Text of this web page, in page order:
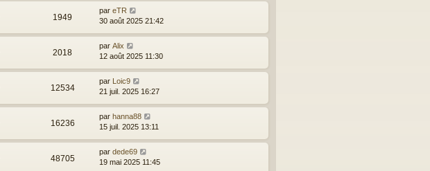
1949
par eTR
30 août 2025 21:42
2018
par Alix
12 août 2025 11:30
12534
par Loic9
21 juil. 2025 16:27
16236
par hanna88
15 juil. 2025 13:11
48705
par dede69
19 mai 2025 11:45